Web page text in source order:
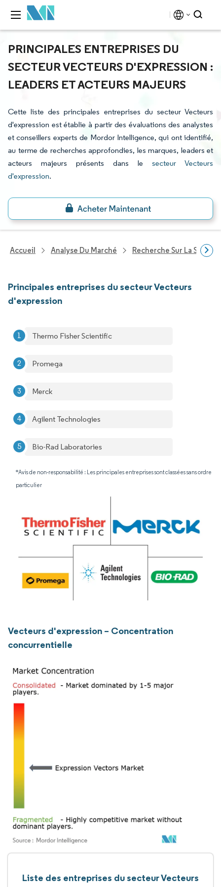
PRINCIPALES ENTREPRISES DU
SECTEUR VECTEURS D'EXPRESSION :
LEADERS ET ACTEURS MAJEURS
Cette liste des principales entreprises du secteur Vecteurs
d'expression est établie à partir des évaluations des analystes
et conseillers experts de Mordor Intelligence, qui ont identifié,
au terme de recherches approfondies, les marques, leaders et
acteurs majeurs présents dans le secteur Vecteurs
d'expression.
Accueil Analyse Du Marché Recherche Sur La Santé
Principales entreprises du secteur Vecteurs
d'expression
Thermo Fisher Scientific
Promega
Merck
Agilent Technologies
Bio-Rad Laboratories
*Avis de non-responsabilité : Les principales entreprises sont classées sans ordre
particulier
Vecteurs d'expression – Concentration
concurrentielle
Liste des entreprises du secteur Vecteurs